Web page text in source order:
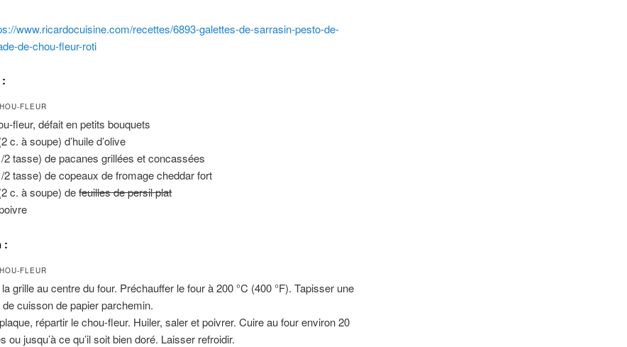
www.ricardocuisine.com/recettes/6893-galettes-de-sarrasin-pesto-de-
de-chou-fleur-roti
FLEUR
fleur, défait en petits bouquets
c. à soupe) d’huile d’olive
2 tasse) de pacanes grillées et concassées
2 tasse) de copeaux de fromage cheddar fort
c. à soupe) defeuilles de persil plat
:
FLEUR
grille au centre du four. Préchauffer le four à 200 °C (400 °F). Tapisser une
de cuisson de papier parchemin.
répartir le chou-fleur. Huiler, saler et poivrer. Cuire au four environ 20
ou jusqu’à ce qu’il soit bien doré. Laisser refroidir.